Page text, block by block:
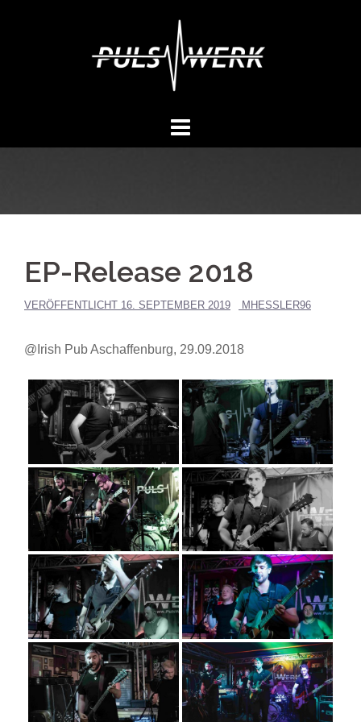
EP-Release 2018
VERÖFFENTLICHT 16. SEPTEMBER 2019 MHESSLER96
@Irish Pub Aschaffenburg, 29.09.2018